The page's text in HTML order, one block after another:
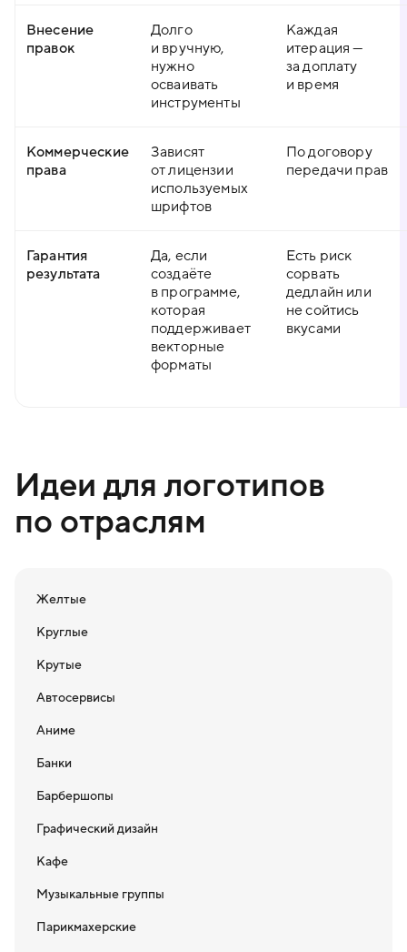
Внесение
правок
Долго
и вручную,
нужно
осваивать
инструменты
Каждая
итерация —
за доплату
и время
Коммерческие
права
Зависят
от лицензии
используемых
шрифтов
По договору
передачи прав
Гарантия
результата
Да, если
создаёте
в программе,
которая
поддерживает
векторные
форматы
Есть риск
сорвать
дедлайн или
не сойтись
вкусами
Идеи для логотипов
по отраслям
Желтые
Круглые
Крутые
Автосервисы
Аниме
Банки
Барбершопы
Графический дизайн
Кафе
Музыкальные группы
Парикмахерские